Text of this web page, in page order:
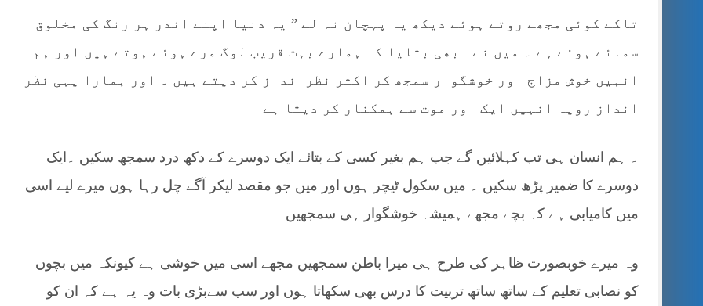
تاکے کوئی مجھے روتے ہوئے دیکھ یا پہچان نہ لے ” یہ دنیا اپنے اندر ہر رنگ کی مخلوق
سمائے ہوئے ہے ۔ میں نے ابھی بتایا کہ ہمارے بہت قریب لوگ مرے ہوئے ہوتے ہیں اور ہم
انہیں خوش مزاج اور خوشگوار سمجھ کر اکثر نظرانداز کر دیتے ہیں ۔ اور ہمارا یہی نظر
انداز رویہ انہیں ایک اور موت سے ہمکنار کر دیتا ہے
۔ ہم انسان ہی تب کہلائیں گے جب ہم بغیر کسی کے بتائے ایک دوسرے کے دکھ درد سمجھ سکیں ۔ایک
دوسرے کا ضمیر پڑھ سکیں ۔ میں سکول ٹیچر ہوں اور میں جو مقصد لیکر آگے چل رہا ہوں میرے لیے اسی
میں کامیابی ہے کہ بچے مجھے ہمیشہ خوشگوار ہی سمجھیں
وہ میرے خوبصورت ظاہر کی طرح ہی میرا باطن سمجھیں مجھے اسی میں خوشی ہے کیونکہ میں بچوں
کو نصابی تعلیم کے ساتھ ساتھ تربیت کا درس بھی سکھاتا ہوں اور سب سےبڑی بات وہ یہ ہے کہ ان کو